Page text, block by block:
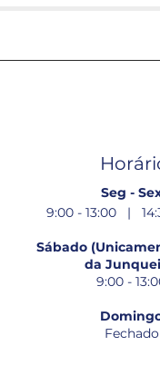
Seg -
9:00 - 13:00 |
Sábado
da
9:00 -
Fechado